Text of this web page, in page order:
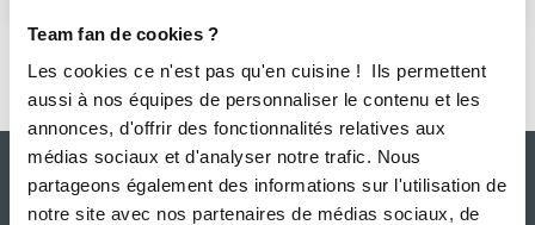
Team fan de cookies ?
Les cookies ce n'est pas qu'en cuisine ! Ils permettent
aussi à nos équipes de personnaliser le contenu et les
annonces, d'offrir des fonctionnalités relatives aux
médias sociaux et d'analyser notre trafic. Nous
partageons également des informations sur l'utilisation de
notre site avec nos partenaires de médias sociaux, de